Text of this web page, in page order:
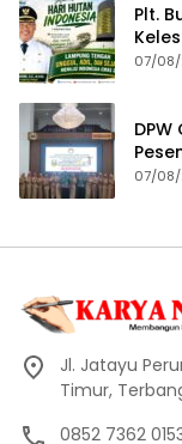
Plt.
07/
07/
Jl. Jatayu
Timur,
0852 7362